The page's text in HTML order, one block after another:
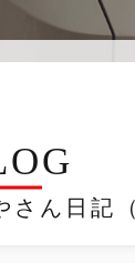
さん日記